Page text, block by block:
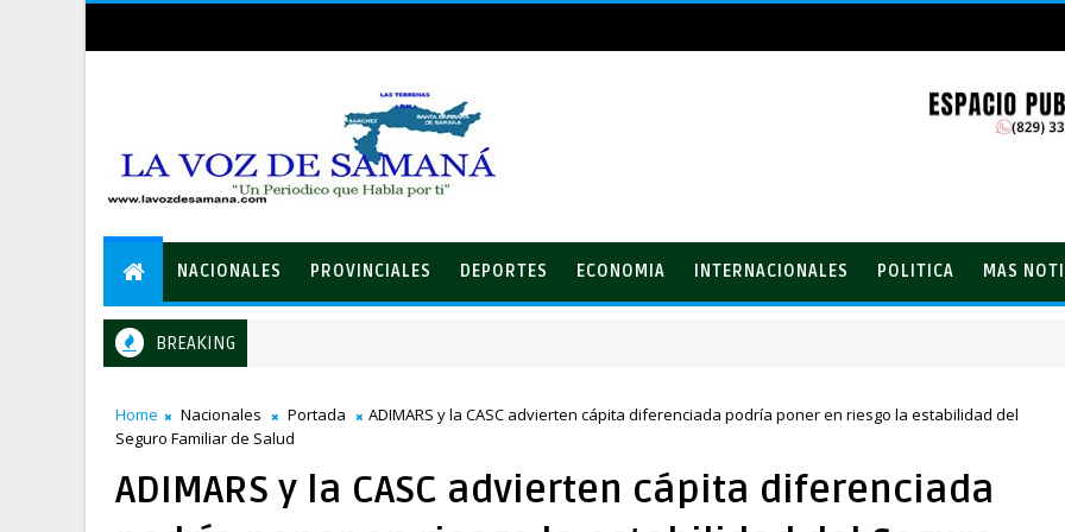
NACIONALES PROVINCIALES DEPORTES ECONOMIA INTERNACIONALES POLITICA MAS
BREAKING
Home Nacionales Portada
ADIMARS y la CASC advierten cápita diferenciada podría poner en riesgo la estabilidad del
Seguro Familiar de Salud
ADIMARS y la CASC advierten cápita diferenciada